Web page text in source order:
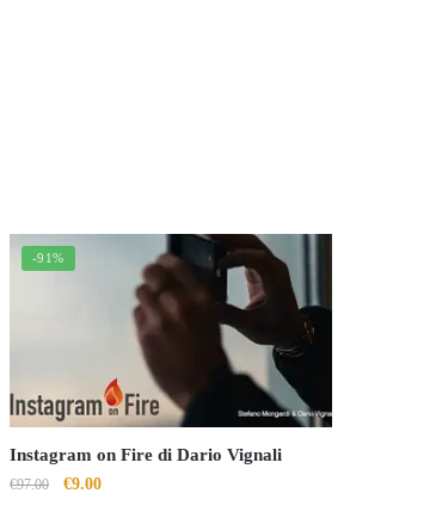
-91%
Instagram on Fire di Dario Vignali
€97.00
Il
€9.00Il